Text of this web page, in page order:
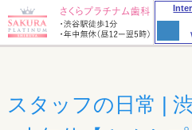
スタッフの日常 |